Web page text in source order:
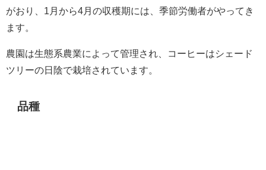
がおり、1月から4月の収穫期には、季節労働者がやってき
ます。
農園は生態系農業によって管理され、コーヒーはシェード
ツリーの日陰で栽培されています。
品種